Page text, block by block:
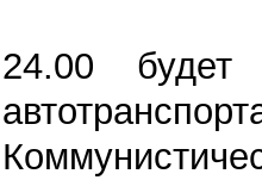
24.00 будет